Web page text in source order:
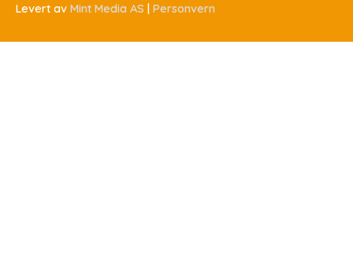
Levert av Mint Media AS | Personvern